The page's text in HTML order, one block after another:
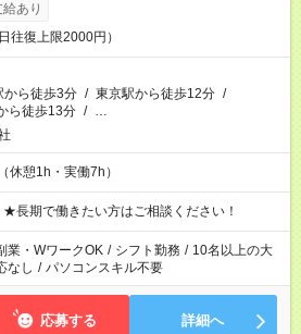
あり
往復上限2000円）
から徒歩3分 / 東京駅から徒歩12分 /
ら徒歩13分 / …
休憩1h・実働7h）
期で働きたい方はご相談ください！
業・WワークOK / シフト勤務 / 10名以上の大
なし / パソコンスキル不要
応募する 詳細へ